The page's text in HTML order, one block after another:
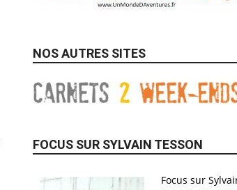
NOS AUTRES SITES
FOCUS SUR SYLVAIN TESSON
Focus sur